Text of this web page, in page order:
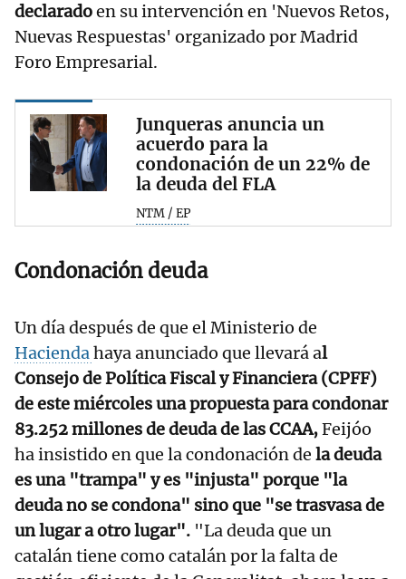
declaradoen su intervención en 'Nuevos Retos,
Nuevas Respuestas' organizado por Madrid
Foro Empresarial.
Junqueras anuncia un
acuerdo para la
condonación de un 22% de
la deuda del FLA
NTM / EP
Condonación deuda
Un día después de que el Ministerio de
Haciendahaya anunciado que llevará al
Consejo de Política Fiscal y Financiera (CPFF)
de este miércoles una propuesta para condonar
83.252 millones de deuda de las CCAA,Feijóo
ha insistido en que la condonación de la deuda
es una "trampa" y es "injusta" porque "la
deuda no se condona" sino que "se trasvasa de
un lugar a otro lugar". "La deuda que un
catalán tiene como catalán por la falta de